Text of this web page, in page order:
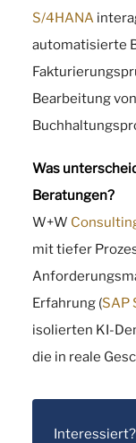
S/4HANA
automatisierte
Bearbeitung
Was
Beratungen?
W+W
mit tiefer
Erfahrung (SAP
isolierten KI-
die in reale